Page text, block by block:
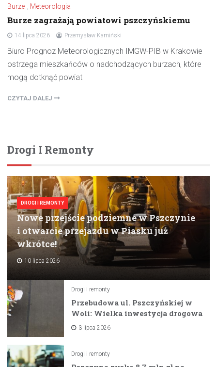
Burze , Meteorologia
Burze zagrażają powiatowi pszczyńskiemu
14 lipca 2026 Przemysław Kamiński
Biuro Prognoz Meteorologicznych IMGW-PIB w Krakowie
ostrzega mieszkańców o nadchodzących burzach, które
mogą dotknąć powiat
CZYTAJ DALEJ
Drogi I Remonty
DROGI I REMONTY
Nowe przejście podziemne w Pszczynie
i otwarcie przejazdu w Piasku już
wkrótce!
10 lipca 2026
Drogi i remonty
Przebudowa ul. Pszczyńskiej w
Woli: Wielka inwestycja drogowa
na horyzoncie
3 lipca 2026
Drogi i remonty